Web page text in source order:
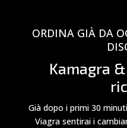
ORDINA GIÀ DA
Kamagra
Già dopo i primi 30
Viagra sentirai i